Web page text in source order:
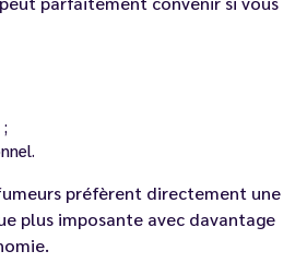
préfèrent directement une
plus imposante avec davantage